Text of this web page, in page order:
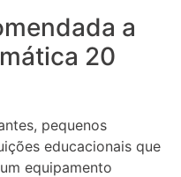
a
20
pequenos
educacionais que
equipamento